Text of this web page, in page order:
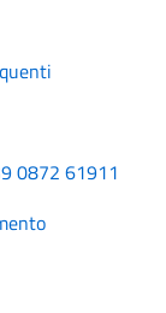
0872 61911